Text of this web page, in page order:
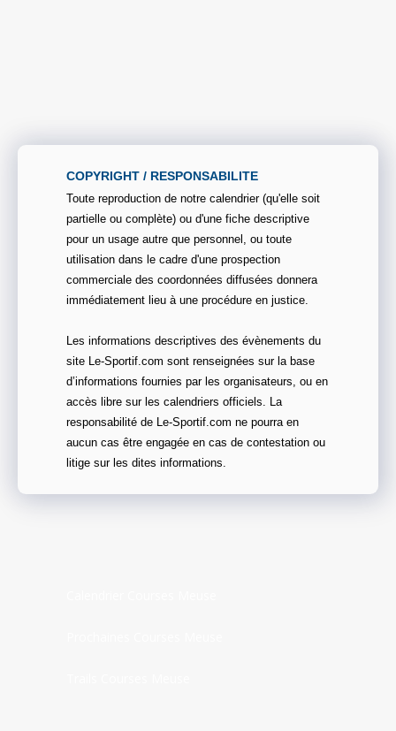
COPYRIGHT / RESPONSABILITE
Toute reproduction de notre calendrier (qu'elle soit
partielle ou complète) ou d'une fiche descriptive
pour un usage autre que personnel, ou toute
utilisation dans le cadre d'une prospection
commerciale des coordonnées diffusées donnera
immédiatement lieu à une procédure en justice.
Les informations descriptives des évènements du
site Le-Sportif.com sont renseignées sur la base
d’informations fournies par les organisateurs, ou en
accès libre sur les calendriers officiels. La
responsabilité de Le-Sportif.com ne pourra en
aucun cas être engagée en cas de contestation ou
litige sur les dites informations.